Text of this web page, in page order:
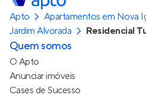
Apto
Apartamentos em Nova
Jardim Alvorada
Residencial
Quem somos
O Apto
Anunciar imóveis
Cases de Sucesso